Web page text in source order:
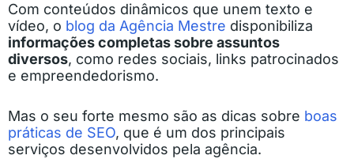
Com conteúdos dinâmicos que unem texto e
vídeo, o blog da Agência Mestre disponibiliza
informações completas sobre assuntos
diversos, como redes sociais, links patrocinados
e empreendedorismo.
Mas o seu forte mesmo são as dicas sobre boas
práticas de SEO, que é um dos principais
serviços desenvolvidos pela agência.